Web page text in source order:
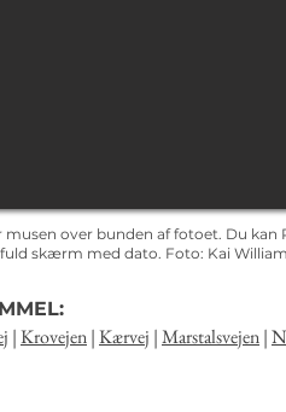
musen over bunden af fotoet. Du
fuld skærm med dato. Foto: Kai
|Krovejen|Kærvej |Marstalsvejen|